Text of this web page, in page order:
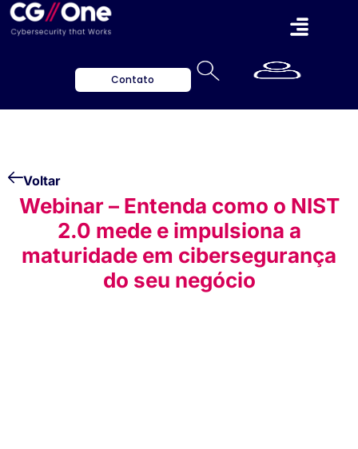
Contato
Voltar
Webinar – Entenda como o NIST
2.0 mede e impulsiona a
maturidade em cibersegurança
do seu negócio